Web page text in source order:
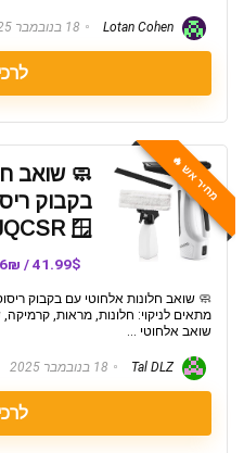
18 בנובמבר 2025
מחיר אש 🔥
🧼 שואב
בקבוק
🪟
41.99$ / 136₪
מתאים לניקוי: חלונות, מראות, קרמיקה,
שואב אלחוטי ...
Tal DLZ 18 בנובמבר 2025